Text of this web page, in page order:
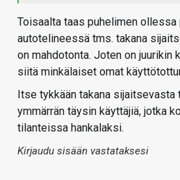
Toisaalta taas puhelimen ollessa
autotelineessä tms. takana
on mahdotonta. Joten on juurikin
siitä minkälaiset omat
Itse tykkään takana sijaitsevasta
ymmärrän täysin käyttäjiä, jotka
tilanteissa hankalaksi.
Kirjaudu sisään vastataksesi